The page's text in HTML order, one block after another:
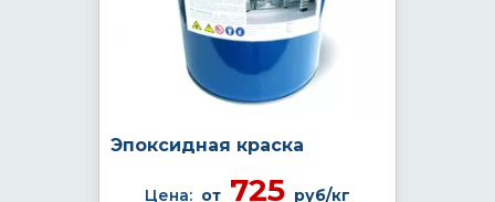
Эпоксидная краска
Цена: от 725 руб/кг